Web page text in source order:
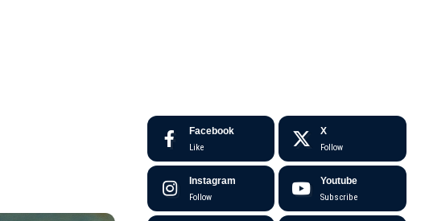
Facebook
Like
X
Follow
Instagram
Follow
Youtube
Subscribe